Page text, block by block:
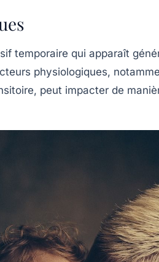
temporaire qui apparaît
physiologiques,
peut impacter de